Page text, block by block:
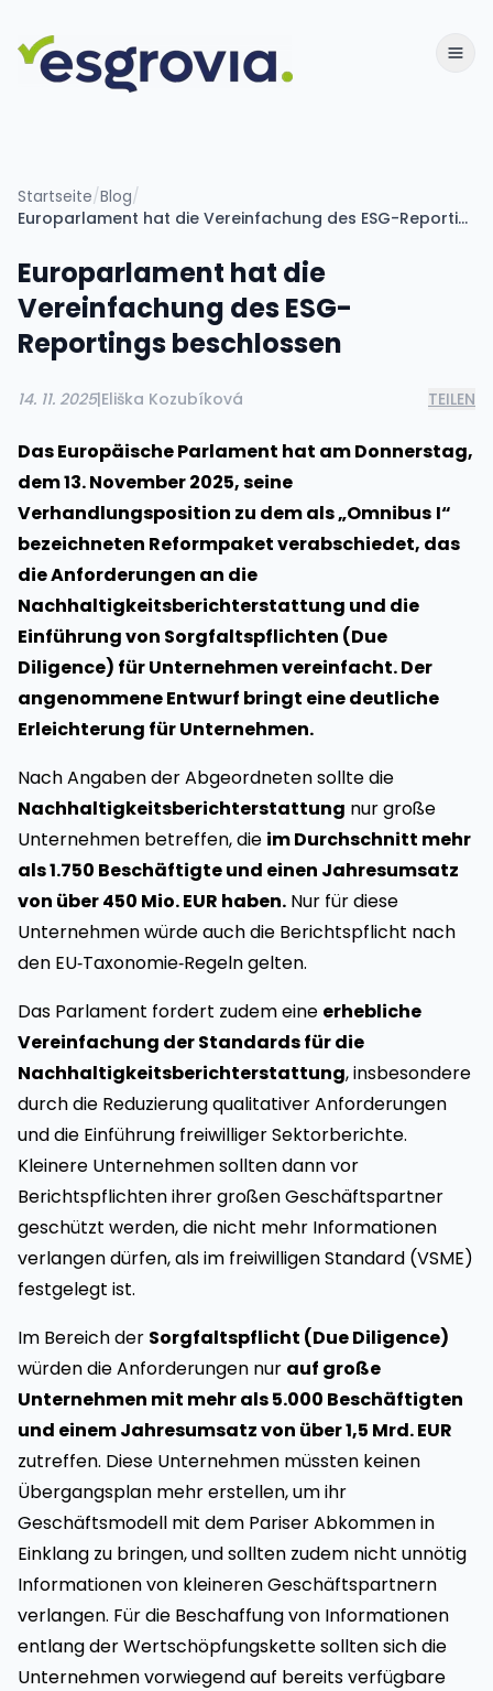
Startseite/Blog/
Europarlament hat die Vereinfachung des ESG-Reportings beschlossen
Europarlament hat die
Vereinfachung des ESG-
Reportings beschlossen
14. 11. 2025|Eliška Kozubíková TEILEN
Das Europäische Parlament hat am Donnerstag,
dem 13. November 2025, seine
Verhandlungsposition zu dem als „Omnibus I“
bezeichneten Reformpaket verabschiedet, das
die Anforderungen an die
Nachhaltigkeitsberichterstattung und die
Einführung von Sorgfaltspflichten (Due
Diligence) für Unternehmen vereinfacht. Der
angenommene Entwurf bringt eine deutliche
Erleichterung für Unternehmen.
Nach Angaben der Abgeordneten sollte die
Nachhaltigkeitsberichterstattung nur große
Unternehmen betreffen, die im Durchschnitt mehr
als 1.750 Beschäftigte und einen Jahresumsatz
von über 450 Mio. EUR haben. Nur für diese
Unternehmen würde auch die Berichtspflicht nach
den EU‑Taxonomie‑Regeln gelten.
Das Parlament fordert zudem eine erhebliche
Vereinfachung der Standards für die
Nachhaltigkeitsberichterstattung, insbesondere
durch die Reduzierung qualitativer Anforderungen
und die Einführung freiwilliger Sektorberichte.
Kleinere Unternehmen sollten dann vor
Berichtspflichten ihrer großen Geschäftspartner
geschützt werden, die nicht mehr Informationen
verlangen dürfen, als im freiwilligen Standard (VSME)
festgelegt ist.
Im Bereich der Sorgfaltspflicht (Due Diligence)
würden die Anforderungen nur auf große
Unternehmen mit mehr als 5.000 Beschäftigten
und einem Jahresumsatz von über 1,5 Mrd. EUR
zutreffen. Diese Unternehmen müssten keinen
Übergangsplan mehr erstellen, um ihr
Geschäftsmodell mit dem Pariser Abkommen in
Einklang zu bringen, und sollten zudem nicht unnötig
Informationen von kleineren Geschäftspartnern
verlangen. Für die Beschaffung von Informationen
entlang der Wertschöpfungskette sollten sich die
Unternehmen vorwiegend auf bereits verfügbare